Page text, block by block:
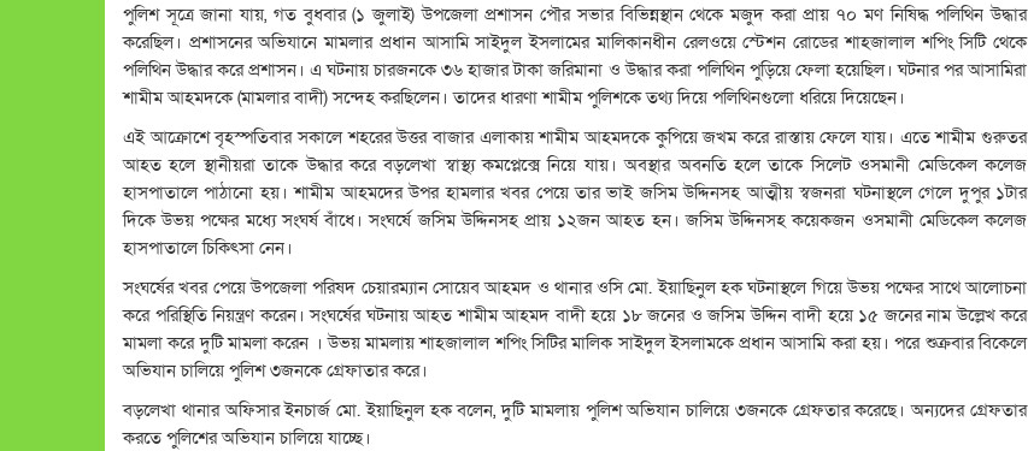
পুলিশ সূত্রে জানা যায়, গত বুধবার (১ জুলাই) উপজেলা প্রশাসন পৌর সভার বিভিন্নস্থান থেকে মজুদ করা প্রায় ৭০ মণ নিষিদ্ধ পলিথিন উদ্ধার
করেছিল। প্রশাসনের অভিযানে মামলার প্রধান আসামি সাইদুল ইসলামের মালিকানধীন রেলওয়ে স্টেশন রোডের শাহজালাল শপিং সিটি থেকে
পলিথিন উদ্ধার করে প্রশাসন। এ ঘটনায় চারজনকে ৩৬ হাজার টাকা জরিমানা ও উদ্ধার করা পলিথিন পুড়িয়ে ফেলা হয়েছিল। ঘটনার পর আসামিরা
শামীম আহমদকে (মামলার বাদী) সন্দেহ করছিলেন। তাদের ধারণা শামীম পুলিশকে তথ্য দিয়ে পলিথিনগুলো ধরিয়ে দিয়েছেন।
এই আক্রোশে বৃহস্পতিবার সকালে শহরের উত্তর বাজার এলাকায় শামীম আহমদকে কুপিয়ে জখম করে রাস্তায় ফেলে যায়। এতে শামীম গুরুতর
আহত হলে স্থানীয়রা তাকে উদ্ধার করে বড়লেখা স্বাস্থ্য কমপ্লেক্সে নিয়ে যায়। অবস্থার অবনতি হলে তাকে সিলেট ওসমানী মেডিকেল কলেজ
হাসপাতালে পাঠানো হয়। শামীম আহমদের উপর হামলার খবর পেয়ে তার ভাই জসিম উদ্দিনসহ আত্মীয় স্বজনরা ঘটনাস্থলে গেলে দুপুর ১টার
দিকে উভয় পক্ষের মধ্যে সংঘর্ষ বাঁধে। সংঘর্ষে জসিম উদ্দিনসহ প্রায় ১২জন আহত হন। জসিম উদ্দিনসহ কয়েকজন ওসমানী মেডিকেল কলেজ
হাসপাতালে চিকিৎসা নেন।
সংঘর্ষের খবর পেয়ে উপজেলা পরিষদ চেয়ারম্যান সোয়েব আহমদ ও থানার ওসি মো. ইয়াছিনুল হক ঘটনাস্থলে গিয়ে উভয় পক্ষের সাথে আলোচনা
করে পরিস্থিতি নিয়ন্ত্রণ করেন। সংঘর্ষের ঘটনায় আহত শামীম আহমদ বাদী হয়ে ১৮ জনের ও জসিম উদ্দিন বাদী হয়ে ১৫ জনের নাম উল্লেখ করে
মামলা করে দুটি মামলা করেন । উভয় মামলায় শাহজালাল শপিং সিটির মালিক সাইদুল ইসলামকে প্রধান আসামি করা হয়। পরে শুক্রবার বিকেলে
অভিযান চালিয়ে পুলিশ ৩জনকে গ্রেফাতার করে।
বড়লেখা থানার অফিসার ইনচার্জ মো. ইয়াছিনুল হক বলেন, দুটি মামলায় পুলিশ অভিযান চালিয়ে ৩জনকে গ্রেফতার করেছে। অন্যদের গ্রেফতার
করতে পুলিশের অভিযান চালিয়ে যাচ্ছে।